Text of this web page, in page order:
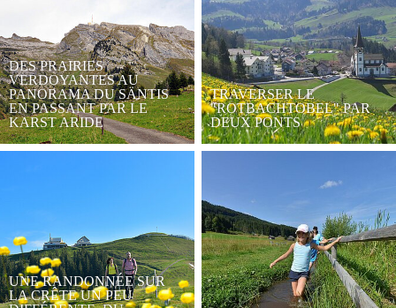
DES PRAIRIES
VERDOYANTES AU
PANORAMA DU SÄNTIS
EN PASSANT PAR LE
KARST ARIDE
TRAVERSER LE
"ROTBACHTOBEL" PAR
DEUX PONTS
UNE RANDONNÉE SUR
LA CRÊTE UN PEU